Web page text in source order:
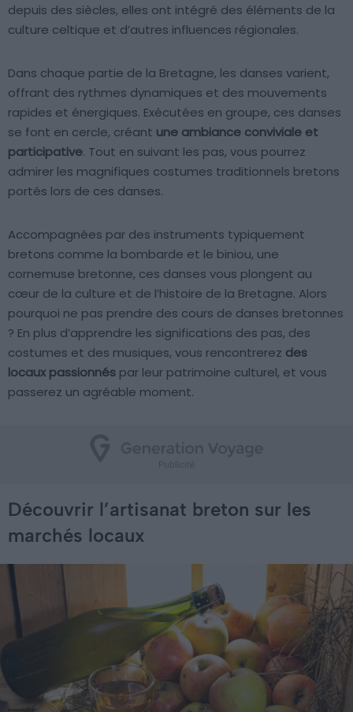
depuis des siècles, elles ont intégré des éléments de la
culture celtique et d’autres influences régionales.
Dans chaque partie de la Bretagne, les danses varient,
offrant des rythmes dynamiques et des mouvements
rapides et énergiques. Exécutées en groupe, ces danses
se font en cercle, créant une ambiance conviviale et
participative. Tout en suivant les pas, vous pourrez
admirer les magnifiques costumes traditionnels bretons
portés lors de ces danses.
Accompagnées par des instruments typiquement
bretons comme la bombarde et le biniou, une
cornemuse bretonne, ces danses vous plongent au
cœur de la culture et de l’histoire de la Bretagne. Alors
pourquoi ne pas prendre des cours de danses bretonnes
? En plus d’apprendre les significations des pas, des
costumes et des musiques, vous rencontrerez des
locaux passionnés par leur patrimoine culturel, et vous
passerez un agréable moment.
Découvrir l’artisanat breton sur les
marchés locaux